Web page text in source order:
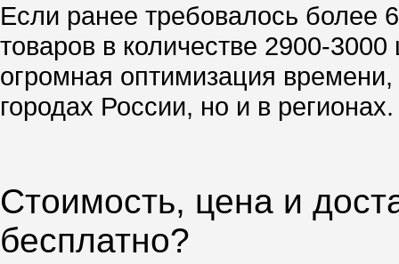
Если ранее требовалось более
товаров в количестве 2900-
огромная оптимизация
городах России, но и в регионах.
Стоимость, цена и
бесплатно?